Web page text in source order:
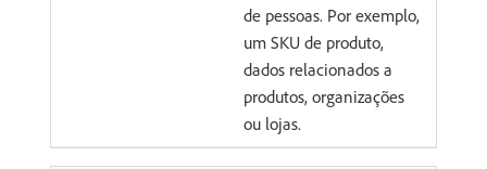
de pessoas. Por exemplo,
um SKU de produto,
dados relacionados a
produtos, organizações
ou lojas.